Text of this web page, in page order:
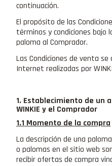
continuación.
El propósito de las
términos y condiciones bajo
paloma al Comprador.
Las Condiciones de venta
Internet realizadas por
1. Establecimiento de un
WINKIE y el Comprador
1.1 Momento de la compra
La descripción de una
o palomas en el sitio web
recibir ofertas de compra